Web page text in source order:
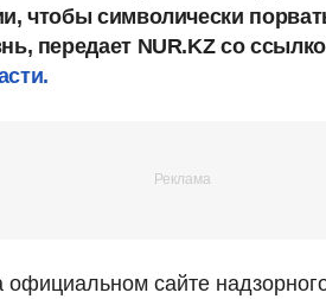
чтобы символически
передает NUR.KZ со
официальном сайте